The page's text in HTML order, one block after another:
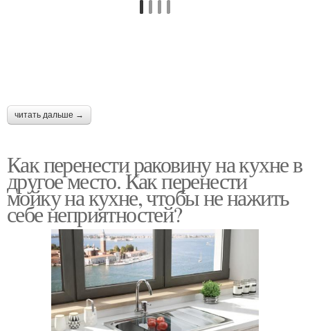
читать дальше →
Как перенести раковину на кухне в
другое место. Как перенести
мойку на кухне, чтобы не нажить
себе неприятностей?